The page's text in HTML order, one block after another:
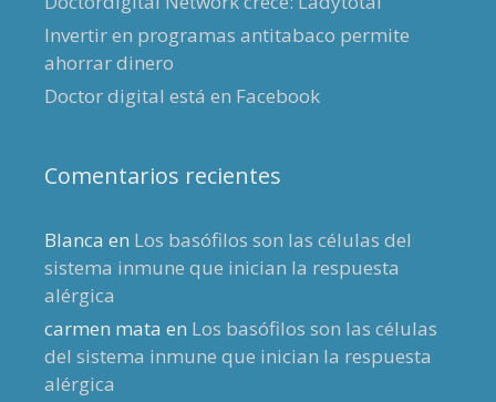
Invertir en programas antitabaco permite
ahorrar dinero
Doctor digital está en Facebook
Comentarios recientes
Blanca en Los basófilos son las células del
sistema inmune que inician la respuesta
alérgica
carmen mata en Los basófilos son las células
del sistema inmune que inician la respuesta
alérgica